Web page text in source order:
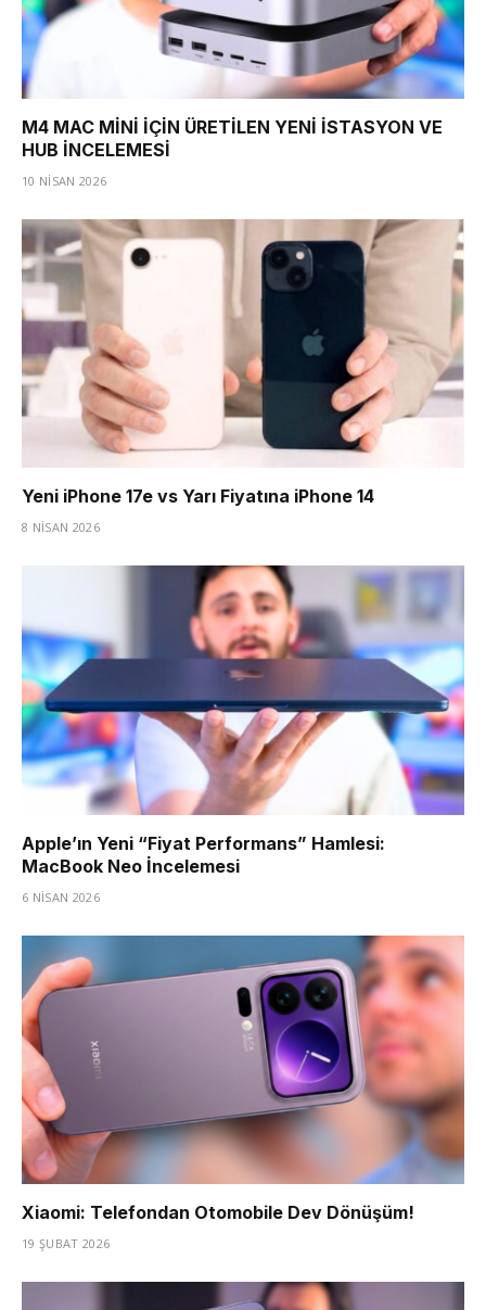
M4 MAC MİNİ İÇİN ÜRETİLEN YENİ İSTASYON VE
HUB İNCELEMESİ
10 NISAN 2026
Yeni iPhone 17e vs Yarı Fiyatına iPhone 14
8 NISAN 2026
Apple’ın Yeni “Fiyat Performans” Hamlesi:
MacBook Neo İncelemesi
6 NISAN 2026
Xiaomi: Telefondan Otomobile Dev Dönüşüm!
19 ŞUBAT 2026